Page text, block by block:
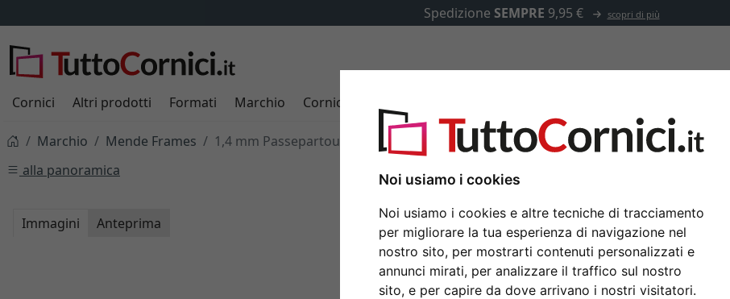
Noi usiamo i cookies
Noi usiamo i cookies e altre tecniche di tracciamento
per migliorare la tua esperienza di navigazione nel
nostro sito, per mostrarti contenuti personalizzati e
annunci mirati, per analizzare il traffico sul nostro
sito, e per capire da dove arrivano i nostri visitatori.
SpedizioneSEMPRE9,95 € scopri di più
Cornici Altri prodotti Formati Marchio Cornici su misura
Marchio Mende Frames
1,4 mm Passepartout, dimensioni interne su misura
alla panoramica
Immagini Anteprima 1,4 mm
18x24 cm | tortora (208)
Formato